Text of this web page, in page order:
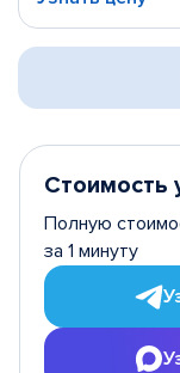
Стоимость
Полную
за 1 минуту